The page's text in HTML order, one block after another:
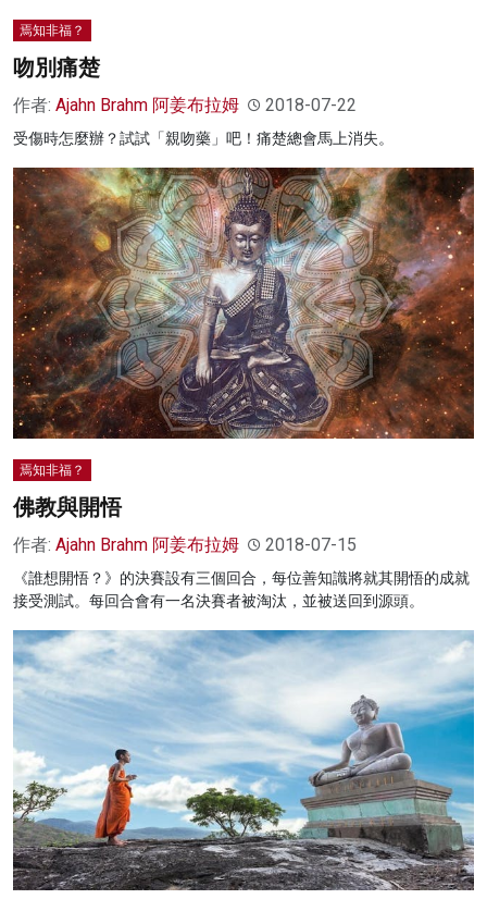
焉知非福？
吻別痛楚
作者: Ajahn Brahm 阿姜布拉姆 2018-07-22
受傷時怎麼辦？試試「親吻藥」吧！痛楚總會馬上消失。
焉知非福？
佛教與開悟
作者: Ajahn Brahm 阿姜布拉姆 2018-07-15
《誰想開悟？》的決賽設有三個回合，每位善知識將就其開悟的成就
接受測試。每回合會有一名決賽者被淘汰，並被送回到源頭。